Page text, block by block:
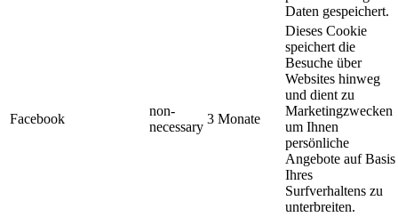
Daten gespeichert.
Facebook
non-
necessary
3 Monate
Dieses Cookie
speichert die
Besuche über
Websites hinweg
und dient zu
Marketingzwecken
um Ihnen
persönliche
Angebote auf Basis
Ihres
Surfverhaltens zu
unterbreiten.